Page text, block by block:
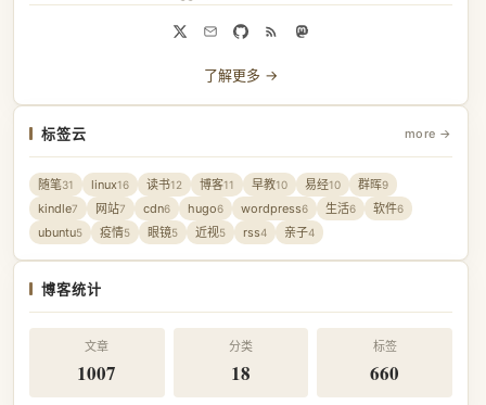
了解更多 →
标签云 more →
随笔31 linux16 读书12 博客11 早教10 易经10 群晖9
kindle7 网站7 cdn6 hugo6 wordpress6 生活6 软件6
ubuntu5 疫情5 眼镜5 近视5 rss4 亲子4
博客统计
文章
1007
分类
18
标签
660